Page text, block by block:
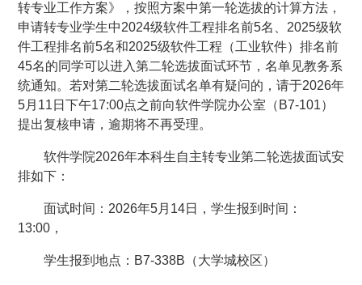
转专业工作方案》，按照方案中第一轮选拔的计算方法，
申请转专业学生中2024级软件工程排名前5名、2025级软
件工程排名前5名和2025级软件工程（工业软件）排名前
45名的同学可以进入第二轮选拔面试环节，名单见教务系
统通知。若对第二轮选拔面试名单有疑问的，请于2026年
5月11日下午17:00点之前向软件学院办公室（B7-101）
提出复核申请，逾期将不再受理。
软件学院2026年本科生自主转专业第二轮选拔面试安
排如下：
面试时间：2026年5月14日，学生报到时间：
13:00，
学生报到地点：B7-338B（大学城校区）